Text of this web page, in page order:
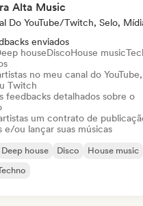
Alta Music
enviados
houseDiscoHouse music
no meu canal do YouTube,
Twitch
feedbacks detalhados sobre o
um contrato de
e/ou lançar suas músicas
Deep house Disco
House music